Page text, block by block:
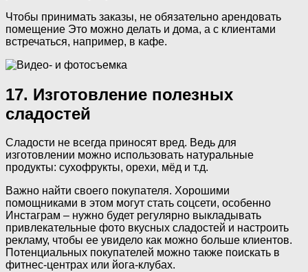
Чтобы принимать заказы, не обязательно арендовать
помещение Это можно делать и дома, а с клиентами
встречаться, например, в кафе.
17. Изготовление полезных
сладостей
Сладости не всегда приносят вред. Ведь для
изготовлении можно использовать натуральные
продукты: сухофрукты, орехи, мёд и т.д.
Важно найти своего покупателя. Хорошими
помощниками в этом могут стать соцсети, особенно
Инстаграм – нужно будет регулярно выкладывать
привлекательные фото вкусных сладостей и настроить
рекламу, чтобы ее увидело как можно больше клиентов.
Потенциальных покупателей можно также поискать в
фитнес-центрах или йога-клубах.